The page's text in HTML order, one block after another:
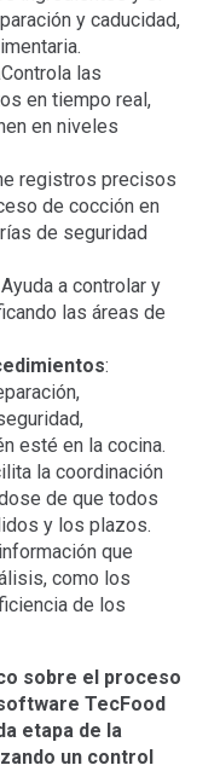
y caducidad,
Controla las
en tiempo real,
en niveles
registros precisos
de cocción en
de seguridad
a controlar y
las áreas de
:
esté en la cocina.
la coordinación
de que todos
y los plazos.
que
como los
de los
sobre el proceso
TecFood
etapa de la
un control